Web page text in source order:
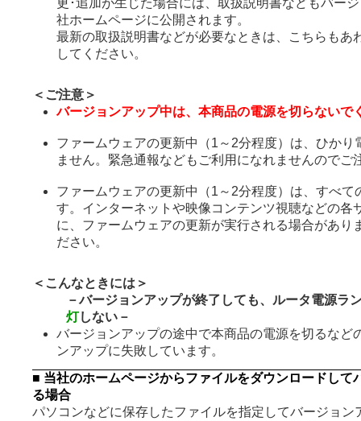
更･追加が生じた場合には、取扱説明書などもバー
社ホームページに公開されます。
最新の取扱説明書などが必要なときは、こちらもあ
してください。
＜ご注意＞
バージョンアップ中は、本商品の電源を切らないで
ファームウェアの更新中（1～2分程度）は、ひかり
ません。緊急通報などもご利用になれませんのでご
ファームウェアの更新中（1～2分程度）は、すべて
す。インターネットや映像コンテンツ視聴などの各
に、ファームウェアの更新が実行される場合があり
ださい。
＜こんなときには＞
－バージョンアップが終了しても、ルータ電源ラ
灯しない－
バージョンアップの途中で本商品の電源を切るなど
ンアップに失敗しています。
■ 当社のホームページからファイルをダウンロードして
る場合
パソコンなどに保存したファイルを指定してバージョン